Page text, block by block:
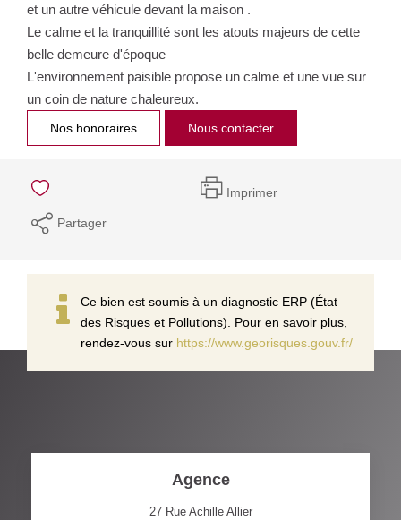
et un autre véhicule devant la maison .
Le calme et la tranquillité sont les atouts majeurs de cette
belle demeure d'époque
L'environnement paisible propose un calme et une vue sur
un coin de nature chaleureux.
Nos honoraires Nous contacter
Imprimer
Partager
Ce bien est soumis à un diagnostic ERP (État
des Risques et Pollutions). Pour en savoir plus,
rendez-vous sur https://www.georisques.gouv.fr/
Agence
27 Rue Achille Allier